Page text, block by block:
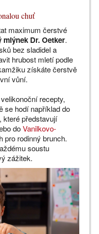
chuť
maximum čerstvé
mlýnek Dr. Oetker.
bez sladidel a
hrubost mletí podle
získáte čerstvě
vůní.
recepty,
se hodí například do
, které představují
doVanilkovo-
pro rodinný brunch.
soustu
zážitek.